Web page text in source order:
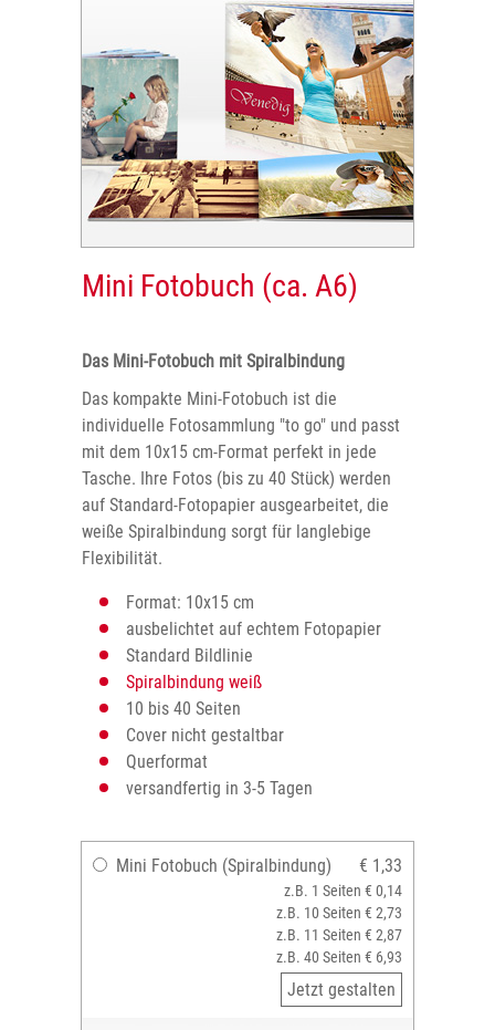
Mini Fotobuch (ca. A6)
Das Mini-Fotobuch mit Spiralbindung
Das kompakte Mini-Fotobuch ist die
individuelle Fotosammlung "to go" und passt
mit dem 10x15 cm-Format perfekt in jede
Tasche. Ihre Fotos (bis zu 40 Stück) werden
auf Standard-Fotopapier ausgearbeitet, die
weiße Spiralbindung sorgt für langlebige
Flexibilität.
Format: 10x15 cm
ausbelichtet auf echtem Fotopapier
Standard Bildlinie
Spiralbindung weiß
10 bis 40 Seiten
Cover nicht gestaltbar
Querformat
versandfertig in 3-5 Tagen
Mini Fotobuch (Spiralbindung) € 1,33
z.B. 1 Seiten € 0,14
z.B. 10 Seiten € 2,73
z.B. 11 Seiten € 2,87
z.B. 40 Seiten € 6,93
Jetzt gestalten